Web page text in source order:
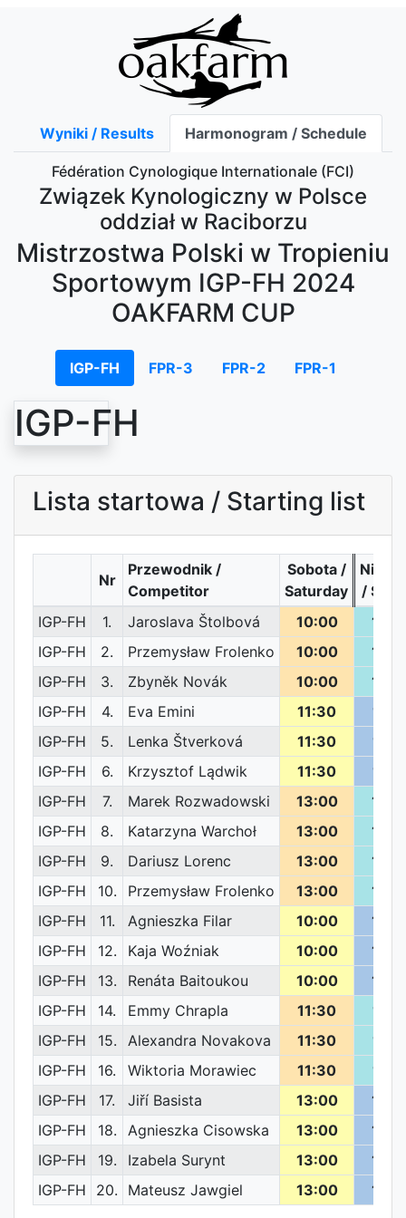
Wyniki / Results Harmonogram / Schedule
Fédération Cynologique Internationale (FCI)
Związek Kynologiczny w Polsce
oddział w Raciborzu
Mistrzostwa Polski w Tropieniu
Sportowym IGP-FH 2024
OAKFARM CUP
IGP-FH FPR-3 FPR-2 FPR-1
IGP-FH
Lista startowa / Starting list
Nr
Przewodnik /
Competitor
Sobota /
Saturday
/
IGP-FH
1. Jaroslava Štolbová 10:00
IGP-FH
2. Przemysław Frolenko 10:00
IGP-FH
3. Zbyněk Novák 10:00
IGP-FH
4. Eva Emini 11:30
IGP-FH
5. Lenka Štverková 11:30
IGP-FH
6. Krzysztof Lądwik 11:30
IGP-FH
7. Marek Rozwadowski 13:00
IGP-FH
8. Katarzyna Warchoł 13:00
IGP-FH
9. Dariusz Lorenc 13:00
IGP-FH
10. Przemysław Frolenko 13:00
IGP-FH
11. Agnieszka Filar 10:00
IGP-FH
12. Kaja Woźniak 10:00
IGP-FH
13. Renáta Baitoukou 10:00
IGP-FH
14. Emmy Chrapla 11:30
IGP-FH
15. Alexandra Novakova 11:30
IGP-FH
16. Wiktoria Morawiec 11:30
IGP-FH
17. Jiří Basista 13:00
IGP-FH
18. Agnieszka Cisowska 13:00
IGP-FH
19. Izabela Surynt 13:00
IGP-FH
20. Mateusz Jawgiel 13:00